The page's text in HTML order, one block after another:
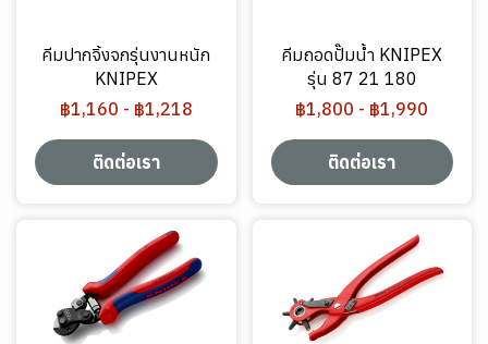
คีมปากจิ้งจกรุ่นงานหนัก
KNIPEX
฿1,160 - ฿1,218
ติดต่อเรา
คีมถอดปั๊มน้ำ KNIPEX
รุ่น 87 21 180
฿1,800 - ฿1,990
ติดต่อเรา